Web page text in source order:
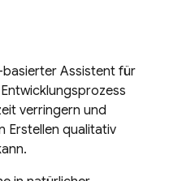
basierter Assistent für
verringern und
Erstellen qualitativ